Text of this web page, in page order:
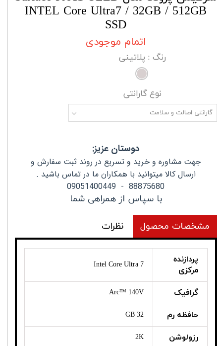
INTEL Core Ultra7 / 32GB / 512GB
SSD
اتمام موجودی
رنگ : پلاتینی
نوع گارانتی
گارانتی اصالت و سلامت
دوستان عزیز:
جهت مشاوره و خرید و تسریع در روند ثبت سفارش و
ارسال کالا میتوانید با همکاران ما در تماس باشید .
88875680 - 09051400449
با سپاس از همراهی شما
مشخصات محصول نظرات
پردازنده
مرکزی
Intel Core Ultra 7
گرافیک Arc™ 140V
حافظه رم 32 GB
رزولوشن 2K